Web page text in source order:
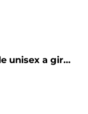
Felpa di Natale unisex a girocollo con carlino natalizio personalizzabile con nome Merry Christmas